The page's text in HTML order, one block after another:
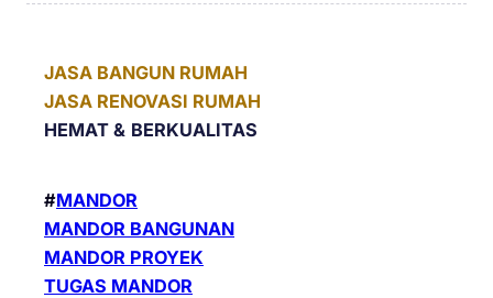
JASA BANGUN RUMAH
JASA RENOVASI RUMAH
HEMAT & BERKUALITAS
#MANDOR
MANDOR BANGUNAN
MANDOR PROYEK
TUGAS MANDOR